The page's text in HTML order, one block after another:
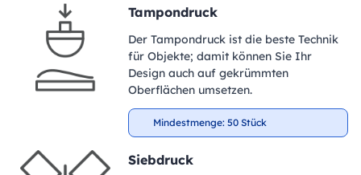
Tampondruck
Der Tampondruck ist die beste Technik
für Objekte; damit können Sie Ihr
Design auch auf gekrümmten
Oberflächen umsetzen.
Mindestmenge: 50 Stück
Siebdruck